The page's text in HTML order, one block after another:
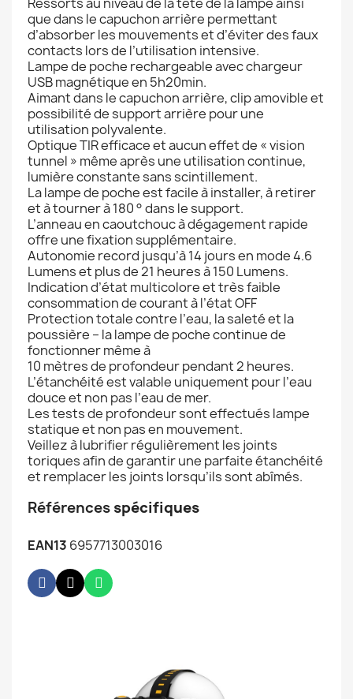
que dans le capuchon arrière permettant
d’absorber les mouvements et d’éviter des faux
contacts lors de l’utilisation intensive.
Lampe de poche rechargeable avec chargeur
USB magnétique en 5h20min.
Aimant dans le capuchon arrière, clip amovible et
possibilité de support arrière pour une
utilisation polyvalente.
Optique TIR efficace et aucun effet de « vision
tunnel » même après une utilisation continue,
lumière constante sans scintillement.
La lampe de poche est facile à installer, à retirer
et à tourner à 180 ° dans le support.
L’anneau en caoutchouc à dégagement rapide
offre une fixation supplémentaire.
Autonomie record jusqu’à 14 jours en mode 4.6
Lumens et plus de 21 heures à 150 Lumens.
Indication d’état multicolore et très faible
consommation de courant à l’état OFF
Protection totale contre l’eau, la saleté et la
poussière – la lampe de poche continue de
fonctionner même à
10 mètres de profondeur pendant 2 heures.
L’étanchéité est valable uniquement pour l’eau
douce et non pas l’eau de mer.
Les tests de profondeur sont effectués lampe
statique et non pas en mouvement.
Veillez à lubrifier régulièrement les joints
toriques afin de garantir une parfaite étanchéité
et remplacer les joints lorsqu’ils sont abîmés.
Références spécifiques
EAN13 6957713003016